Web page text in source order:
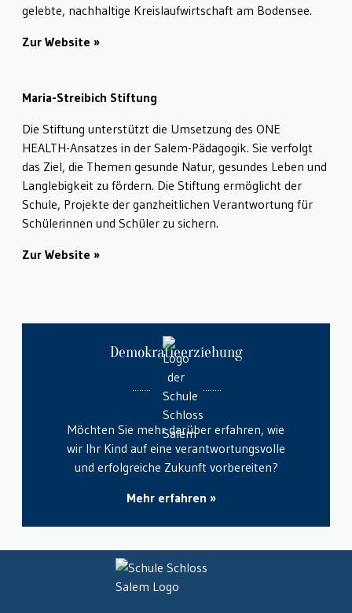
gelebte, nachhaltige Kreislaufwirtschaft am Bodensee.
Zur Website
Maria-Streibich Stiftung
Die Stiftung unterstützt die Umsetzung des ONE
HEALTH-Ansatzes in der Salem-Pädagogik. Sie verfolgt
das Ziel, die Themen gesunde Natur, gesundes Leben und
Langlebigkeit zu fördern. Die Stiftung ermöglicht der
Schule, Projekte der ganzheitlichen Verantwortung für
Schülerinnen und Schüler zu sichern.
Zur Website
Demokratieerziehung
Möchten Sie mehr darüber erfahren, wie
wir Ihr Kind auf eine verantwortungsvolle
und erfolgreiche Zukunft vorbereiten?
Mehr erfahren